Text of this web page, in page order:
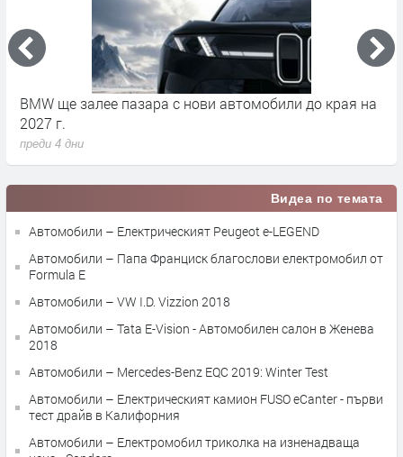
BMW ще залее пазара с нови автомобили до края на
2027 г.
преди 4 дни
Видеа по темата
Автомобили – Електрическият Peugeot e-LEGEND
Автомобили – Папа Франциск благослови електромобил от
Formula E
Автомобили – VW I.D. Vizzion 2018
Автомобили – Tata E-Vision - Автомобилен салон в Женева
2018
Автомобили – Mercedes-Benz EQC 2019: Winter Test
Автомобили – Електрическият камион FUSO eCanter - първи
тест драйв в Калифорния
Автомобили – Електромобил триколка на изненадваща